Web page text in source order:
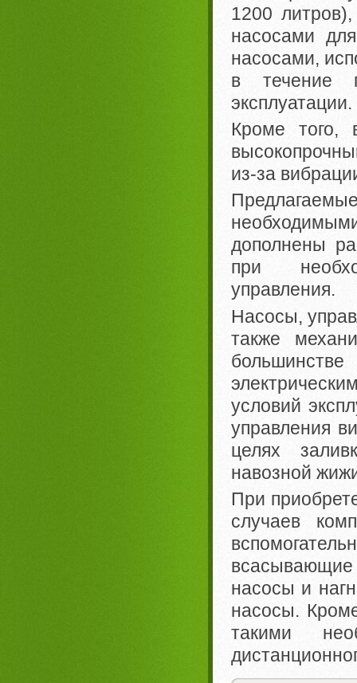
1200
насосами
насосами,
в течение
эксплуатации.
Кроме того,
из-за
дополнены
при
управления.
Насосы,
также
условий
управления
целях
навозной
При
случаев
всасывающие
насосы и
насосы.
такими